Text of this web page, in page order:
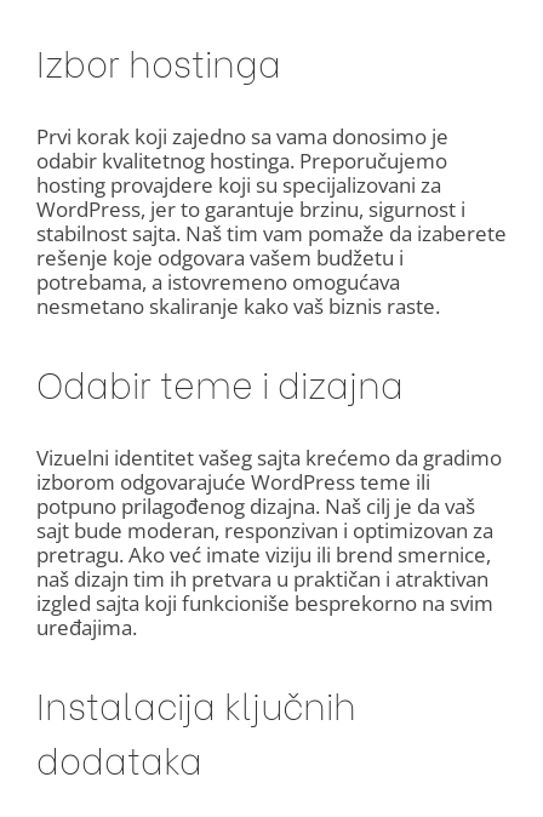
Izbor hostinga
Prvi korak koji zajedno sa vama donosimo je
odabir kvalitetnog hostinga. Preporučujemo
hosting provajdere koji su specijalizovani za
WordPress, jer to garantuje brzinu, sigurnost i
stabilnost sajta. Naš tim vam pomaže da izaberete
rešenje koje odgovara vašem budžetu i
potrebama, a istovremeno omogućava
nesmetano skaliranje kako vaš biznis raste.
Odabir teme i dizajna
Vizuelni identitet vašeg sajta krećemo da gradimo
izborom odgovarajuće WordPress teme ili
potpuno prilagođenog dizajna. Naš cilj je da vaš
sajt bude moderan, responzivan i optimizovan za
pretragu. Ako već imate viziju ili brend smernice,
naš dizajn tim ih pretvara u praktičan i atraktivan
izgled sajta koji funkcioniše besprekorno na svim
uređajima.
Instalacija ključnih
dodataka